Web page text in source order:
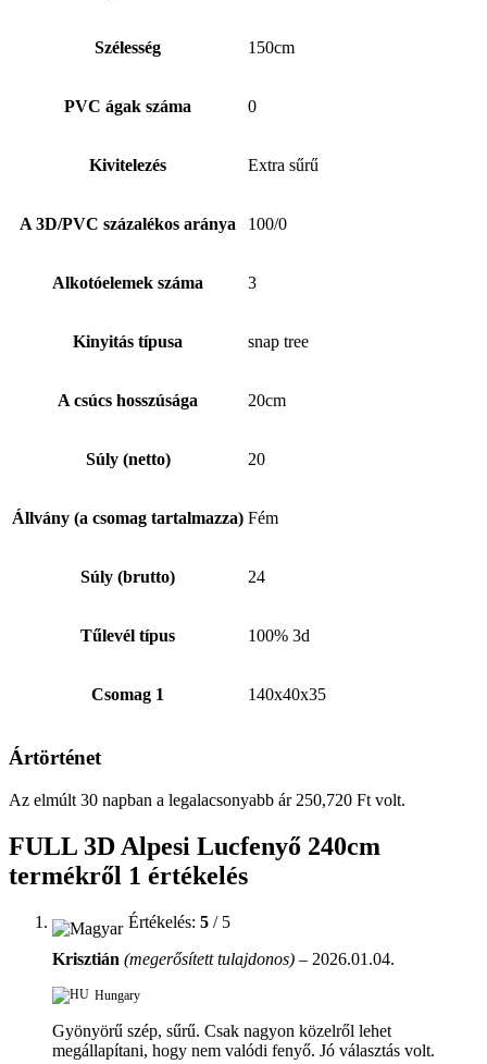
Szélesség 150cm
PVC ágak száma 0
Kivitelezés Extra sűrű
A 3D/PVC százalékos aránya 100/0
Alkotóelemek száma 3
Kinyitás típusa snap tree
A csúcs hosszúsága 20cm
Súly (netto) 20
Állvány (a csomag tartalmazza) Fém
Súly (brutto) 24
Tűlevél típus 100% 3d
Csomag 1 140x40x35
Ártörténet
Az elmúlt 30 napban a legalacsonyabb ár 250,720 Ft volt.
FULL 3D Alpesi Lucfenyő 240cm
termékről 1 értékelés
Értékelés: 5 / 5
Krisztián (megerősített tulajdonos) – 2026.01.04.
Hungary
Gyönyörű szép, sűrű. Csak nagyon közelről lehet
megállapítani, hogy nem valódi fenyő. Jó választás volt.